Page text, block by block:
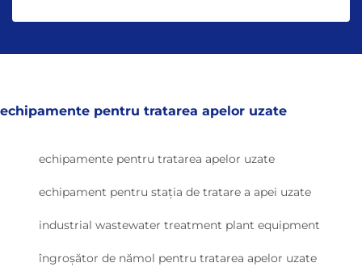
echipamente pentru tratarea apelor uzate
echipamente pentru tratarea apelor uzate
echipament pentru stația de tratare a apei uzate
industrial wastewater treatment plant equipment
îngroșător de nămol pentru tratarea apelor uzate